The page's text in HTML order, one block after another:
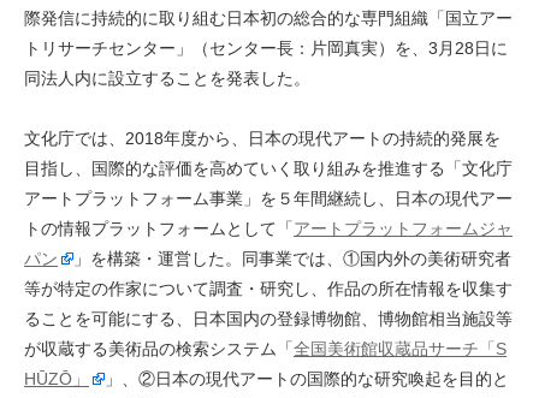
際発信に持続的に取り組む日本初の総合的な専門組織「国立アー
トリサーチセンター」（センター長：片岡真実）を、3月28日に
同法人内に設立することを発表した。
文化庁では、2018年度から、日本の現代アートの持続的発展を
目指し、国際的な評価を高めていく取り組みを推進する「文化庁
アートプラットフォーム事業」を５年間継続し、日本の現代アー
トの情報プラットフォームとして「アートプラットフォームジャ
パン
」を構築・運営した。同事業では、①国内外の美術研究者
等が特定の作家について調査・研究し、作品の所在情報を収集す
ることを可能にする、日本国内の登録博物館、博物館相当施設等
が収蔵する美術品の検索システム「全国美術館収蔵品サーチ「S
HŪZŌ」
」、②日本の現代アートの国際的な研究喚起を目的と